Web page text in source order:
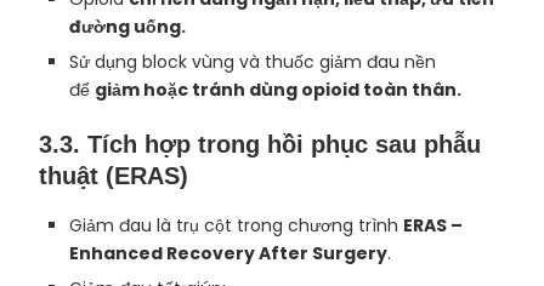
đường uống.
Sử dụng block vùng và thuốc giảm đau nền
để giảm hoặc tránh dùng opioid toàn thân.
3.3. Tích hợp trong hồi phục sau phẫu
thuật (ERAS)
Giảm đau là trụ cột trong chương trình ERAS –
Enhanced Recovery After Surgery.